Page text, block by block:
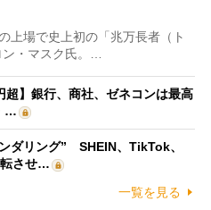
上場で史上初の「兆万長者（ト
・マスク氏。…
超】銀行、商社、ゼネコンは最高
…
ダリング” SHEIN、TikTok、
させ…
一覧を見る